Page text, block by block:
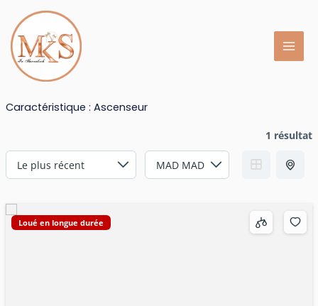
contenu
Caractéristique : Ascenseur
1 résultat
Loué en longue durée